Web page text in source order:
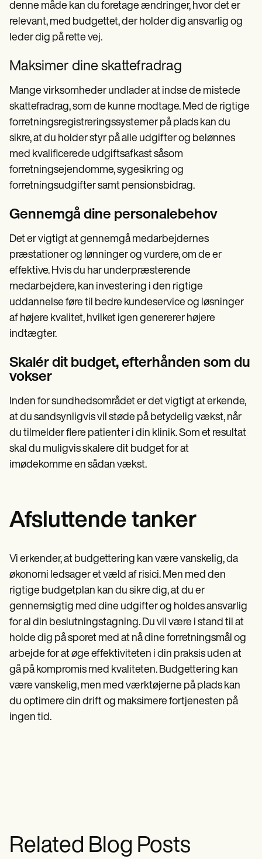
denne måde kan du foretage ændringer, hvor det er
relevant, med budgettet, der holder dig ansvarlig og
leder dig på rette vej.
Maksimer dine skattefradrag
Mange virksomheder undlader at indse de mistede
skattefradrag, som de kunne modtage. Med de rigtige
forretningsregistreringssystemer på plads kan du
sikre, at du holder styr på alle udgifter og belønnes
med kvalificerede udgiftsafkast såsom
forretningsejendomme, sygesikring og
forretningsudgifter samt pensionsbidrag.
Gennemgå dine personalebehov
Det er vigtigt at gennemgå medarbejdernes
præstationer og lønninger og vurdere, om de er
effektive. Hvis du har underpræsterende
medarbejdere, kan investering i den rigtige
uddannelse føre til bedre kundeservice og løsninger
af højere kvalitet, hvilket igen genererer højere
indtægter.
Skalér dit budget, efterhånden som du
vokser
Inden for sundhedsområdet er det vigtigt at erkende,
at du sandsynligvis vil støde på betydelig vækst, når
du tilmelder flere patienter i din klinik. Som et resultat
skal du muligvis skalere dit budget for at
imødekomme en sådan vækst.
Afsluttende tanker
Vi erkender, at budgettering kan være vanskelig, da
økonomi ledsager et væld af risici. Men med den
rigtige budgetplan kan du sikre dig, at du er
gennemsigtig med dine udgifter og holdes ansvarlig
for al din beslutningstagning. Du vil være i stand til at
holde dig på sporet med at nå dine forretningsmål og
arbejde for at øge effektiviteten i din praksis uden at
gå på kompromis med kvaliteten. Budgettering kan
være vanskelig, men med værktøjerne på plads kan
du optimere din drift og maksimere fortjenesten på
ingen tid.
Related Blog Posts